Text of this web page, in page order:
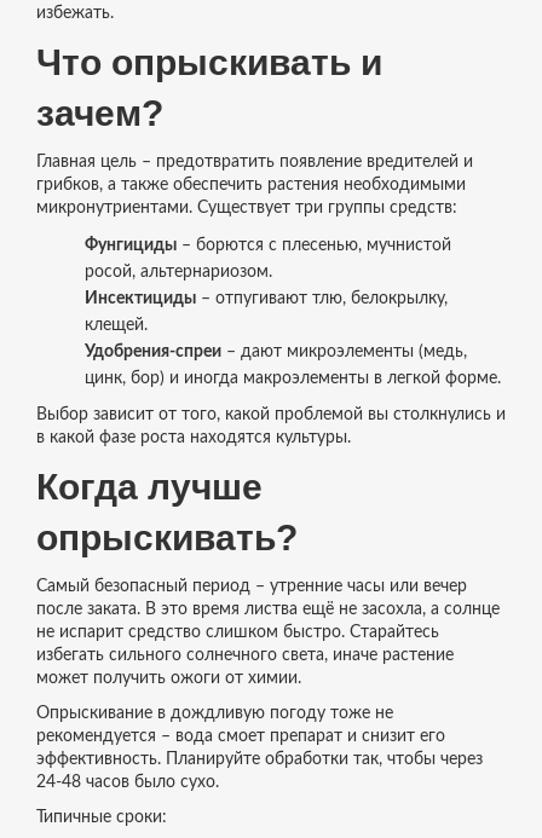
избежать.
Что опрыскивать и
зачем?
Главная цель – предотвратить появление вредителей и
грибков, а также обеспечить растения необходимыми
микронутриентами. Существует три группы средств:
Фунгициды– борются с плесенью, мучнистой
росой, альтернариозом.
Инсектициды– отпугивают тлю, белокрылку,
клещей.
Удобрения-спреи– дают микроэлементы (медь,
цинк, бор) и иногда макроэлементы в легкой форме.
Выбор зависит от того, какой проблемой вы столкнулись и
в какой фазе роста находятся культуры.
Когда лучше
опрыскивать?
Самый безопасный период – утренние часы или вечер
после заката. В это время листва ещё не засохла, а солнце
не испарит средство слишком быстро. Старайтесь
избегать сильного солнечного света, иначе растение
может получить ожоги от химии.
Опрыскивание в дождливую погоду тоже не
рекомендуется – вода смоет препарат и снизит его
эффективность. Планируйте обработки так, чтобы через
24‑48 часов было сухо.
Типичные сроки: